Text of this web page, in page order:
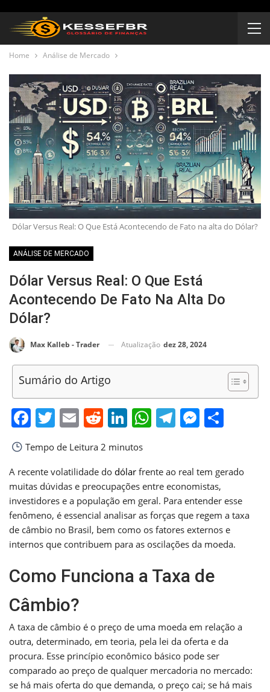
Home Análise de Mercado
Dólar Versus Real: O Que Está Acontecendo de Fato na alta do Dólar?
ANÁLISE DE MERCADO
Dólar Versus Real: O Que Está
Acontecendo De Fato Na Alta Do
Dólar?
Max Kalleb - Trader Atualização dez 28, 2024
Sumário do Artigo
Facebook
Twitter
EmailReddit
LinkedIn
WhatsApp
Telegram
Tempo de Leitura 2 minutos
A recente volatilidade do dólar frente ao real tem gerado
muitas dúvidas e preocupações entre economistas,
investidores e a população em geral. Para entender esse
fenômeno, é essencial analisar as forças que regem a taxa
de câmbio no Brasil, bem como os fatores externos e
internos que contribuem para as oscilações da moeda.
Como Funciona a Taxa de
Câmbio?
A taxa de câmbio é o preço de uma moeda em relação a
outra, determinado, em teoria, pela lei da oferta e da
procura. Esse princípio econômico básico pode ser
comparado ao preço de qualquer mercadoria no mercado:
se há mais oferta do que demanda, o preço cai; se há mais